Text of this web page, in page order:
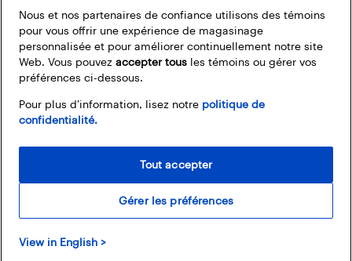
FacebookInstagram
PinterestLinkedInYouTube
© 2026 Magasins Best Buy Canada Ltée. Tout droits réservés. Pour usage
Nous et nos partenaires de confiance utilisons des témoins
pour vous offrir une expérience de magasinage
personnalisée et pour améliorer continuellement notre site
Web. Vous pouvez accepter tous les témoins ou gérer vos
préférences ci-dessous.
Pour plus d’information, lisez notre
View in English >
politique de
confidentialité.
Gérer les préférences
Tout accepter